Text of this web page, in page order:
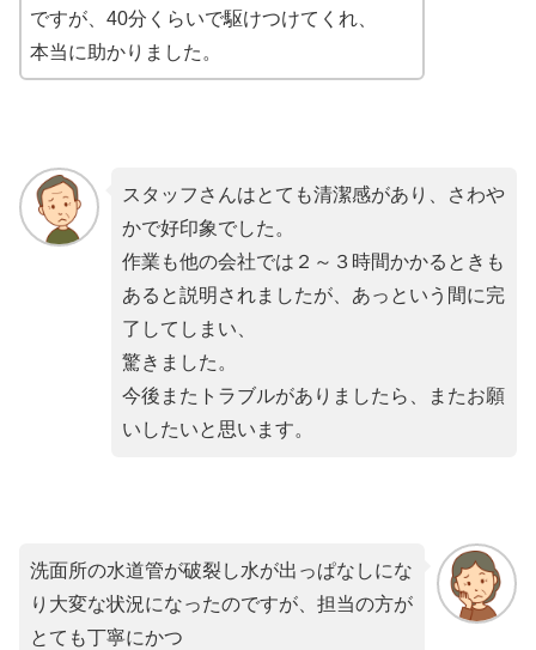
ですが、40分くらいで駆けつけてくれ、
本当に助かりました。
スタッフさんはとても清潔感があり、さわや
かで好印象でした。
作業も他の会社では２～３時間かかるときも
あると説明されましたが、あっという間に完
了してしまい、
驚きました。
今後またトラブルがありましたら、またお願
いしたいと思います。
洗面所の水道管が破裂し水が出っぱなしにな
り大変な状況になったのですが、担当の方が
とても丁寧にかつ